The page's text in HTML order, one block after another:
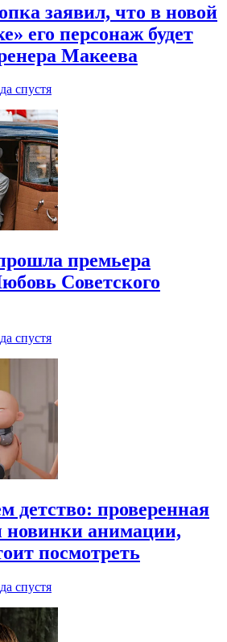
заявил, что в новой
его персонаж будет
Макеева
спустя
премьера
Советского
спустя
детство: проверенная
новинки анимации,
посмотреть
спустя